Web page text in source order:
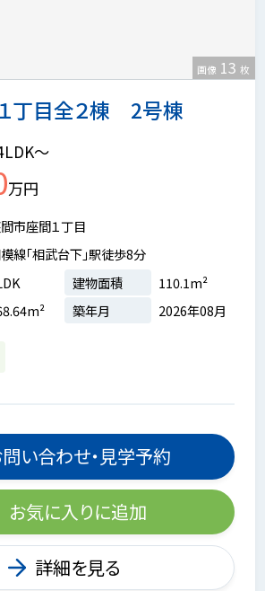
丁目全２棟 2号棟
画像 13 枚
～
万円
市座間１丁目
線「相武台下」駅徒歩8分
建物面積
110.1m²
築年月 2026年08月
い合わせ・見学予約
お気に入りに追加
詳細を見る